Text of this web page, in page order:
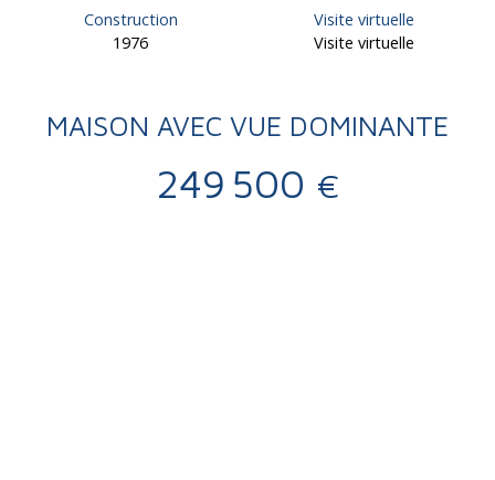
Construction
1976
Visite virtuelle
Visite virtuelle
MAISON AVEC VUE DOMINANTE
249 500 €